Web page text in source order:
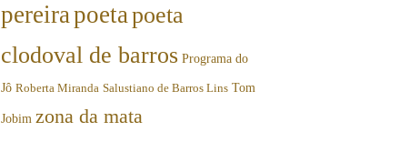
pereirapoetapoeta
clodoval de barros Programa do
Jô Roberta Miranda Salustiano de Barros Lins Tom
Jobim zona da mata